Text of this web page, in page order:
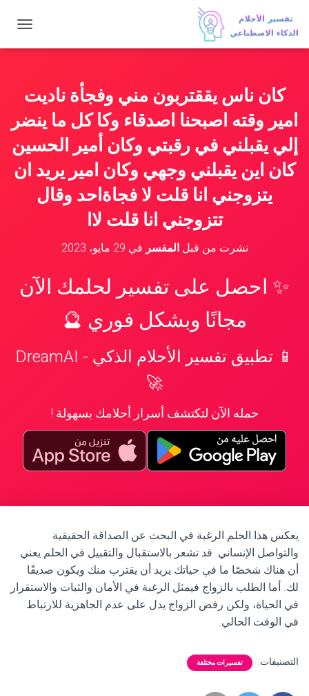
ب
ا
ت
ق
ل
كان ناس يققتربون مني وفجأة ناديت
امير وقته اصبحنا اصدقاء وكا كل ما ينضر
إلي يقبلني في رقبتي وكان أمير الحسين
كان اين يقبلني وجهي وكان امير يريد ان
يتزوجني انا قلت لا فجاةاحد وقال
تتزوجني انا قلت لاا
نشرت من قبلالمفسر في 29 مايو، 2023
✨ احصل على تفسير لحلمك الآن
مجانًا وبشكل فوري 🔮
📱 تطبيق تفسير الأحلام الذكي - DreamAI
🚀
حمله الآن لتكتشف أسرار أحلامك بسهولة !
يعكس هذا الحلم الرغبة في البحث عن الصداقة الحقيقية
والتواصل الإنساني. قد تشعر بالاستقبال والتقبيل في الحلم يعني
أن هناك شخصًا ما في حياتك يريد أن يقترب منك ويكون صديقًا
لك. أما الطلب بالزواج فيمثل الرغبة في الأمان والثبات والاستقرار
في الحياة، ولكن رفض الزواج يدل على عدم الجاهزية للارتباط
في الوقت الحالي.
التصنيفات: تفسيرات مختلفة